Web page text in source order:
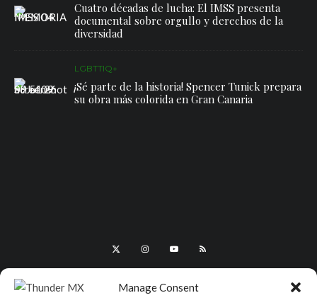
Manage Consent
Cuatro décadas de lucha: El IMSS presenta
documental sobre orgullo y derechos de la
diversidad
LGBTTIQ+
¡Sé parte de la historia! Spencer Tunick prepara
su obra más colorida en Gran Canaria